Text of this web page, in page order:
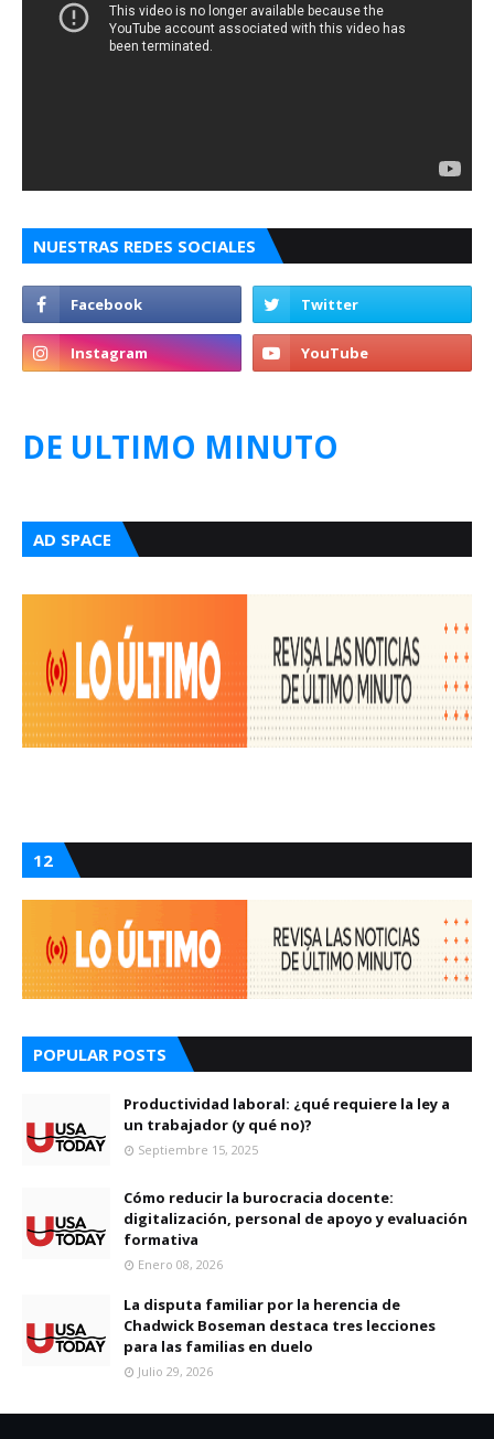
NUESTRAS REDES SOCIALES
DE ULTIMO MINUTO
AD SPACE
12
POPULAR POSTS
Productividad laboral: ¿qué requiere la ley a
un trabajador (y qué no)?
Septiembre 15, 2025
Cómo reducir la burocracia docente:
digitalización, personal de apoyo y evaluación
formativa
Enero 08, 2026
La disputa familiar por la herencia de
Chadwick Boseman destaca tres lecciones
para las familias en duelo
Julio 29, 2026